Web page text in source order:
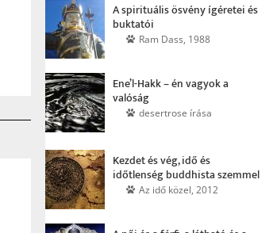
A spirituális ösvény ígéretei és
buktatói
Ram Dass, 1988
Ene’l-Hakk – én vagyok a
valóság
desertrose írása
Kezdet és vég, idő és
időtlenség buddhista szemmel
Az idő közel, 2012